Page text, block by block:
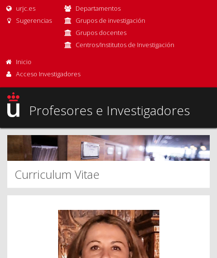
urjc.es
Sugerencias
Departamentos
Grupos de investigación
Grupos docentes
Centros/Institutos de Investigación
Inicio
Acceso Investigadores
Profesores e Investigadores
Curriculum Vitae